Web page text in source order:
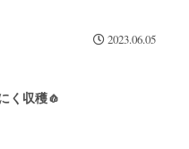
2023.06.05
く収穫🧄